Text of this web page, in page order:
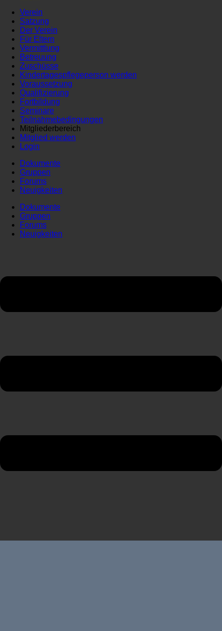
Verein
Satzung
Der Verein
Für Eltern
Vermittlung
Betreuung
Zuschüsse
Kindertagespflegeperson werden
Voraussetzung
Qualifizierung
Fortbildung
Seminare
Teilnahmebedingungen
Mitgliederbereich
Mitglied werden
Login
Dokumente
Gruppen
Forums
Neuigkeiten
Dokumente
Gruppen
Forums
Neuigkeiten